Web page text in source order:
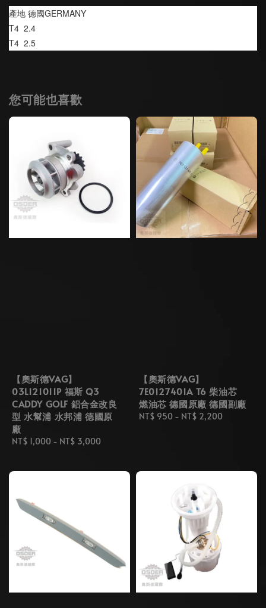
產地 德國GERMANY
T4  2.4
T4  2.5
您可能也喜歡
【奧斯德VAG】
03L121011P 福斯 Q3
CADDY GOLF 鋁合金改良
型 水幫浦 水邦浦 德國原
廠
Regular
NT$ 1,000 - NT$ 3,000
【奧斯德VAG】
7E0127401A T6 柴油芯
燃油芯 德國原廠 德國副廠
Regular
NT$ 950 - NT$ 2,200